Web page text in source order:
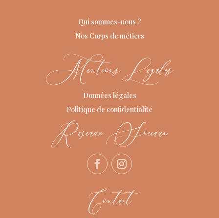
Qui sommes-nous ?
Nos Corps de métiers
Mentions Légales
Données légales
Politique de confidentialité
Réseaux Sociaux
Contact